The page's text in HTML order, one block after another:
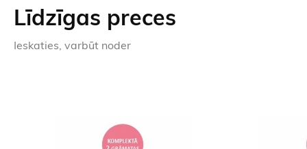
Līdzīgas preces
Ieskaties, varbūt noder